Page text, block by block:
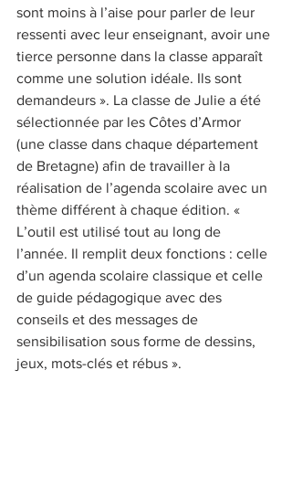
sont moins à l’aise pour parler de leur
ressenti avec leur enseignant, avoir une
tierce personne dans la classe apparaît
comme une solution idéale. Ils sont
demandeurs ». La classe de Julie a été
sélectionnée par les Côtes d’Armor
(une classe dans chaque département
de Bretagne) afin de travailler à la
réalisation de l’agenda scolaire avec un
thème différent à chaque édition. «
L’outil est utilisé tout au long de
l’année. Il remplit deux fonctions : celle
d’un agenda scolaire classique et celle
de guide pédagogique avec des
conseils et des messages de
sensibilisation sous forme de dessins,
jeux, mots-clés et rébus ».